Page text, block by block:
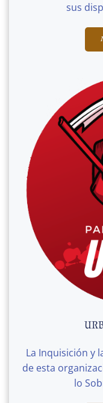
sus
La Inquisición y
de esta
lo